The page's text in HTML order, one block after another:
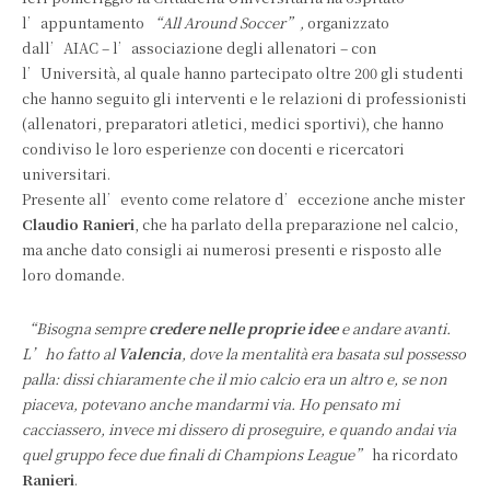
l’appuntamento
“All Around Soccer”, organizzato
dall’AIAC – l’associazione degli allenatori – con
l’Università, al quale hanno partecipato oltre 200 gli studenti
che hanno seguito gli interventi e le relazioni di professionisti
(allenatori, preparatori atletici, medici sportivi), che hanno
condiviso le loro esperienze con docenti e ricercatori
universitari.
Presente all’evento come relatore d’eccezione anche mister
Claudio Ranieri, che ha parlato della preparazione nel calcio,
ma anche dato consigli ai numerosi presenti e risposto alle
loro domande.
“Bisogna semprecredere nelle proprie ideee andare avanti.
L’ho fatto alValencia, dove la mentalità era basata sul possesso
palla: dissi chiaramente che il mio calcio era un altro e, se non
piaceva, potevano anche mandarmi via. Ho pensato mi
cacciassero, invece mi dissero di proseguire, e quando andai via
quel gruppo fece due finali di Champions League” ha ricordato
Ranieri.